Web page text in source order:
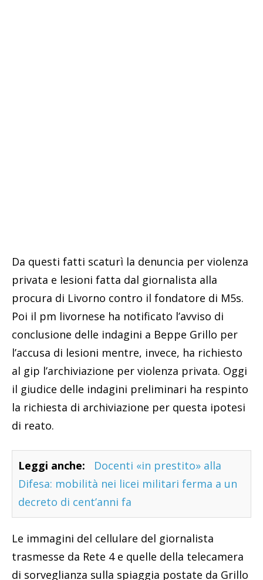
Da questi fatti scaturì la denuncia per violenza
privata e lesioni fatta dal giornalista alla
procura di Livorno contro il fondatore di M5s.
Poi il pm livornese ha notificato l’avviso di
conclusione delle indagini a Beppe Grillo per
l’accusa di lesioni mentre, invece, ha richiesto
al gip l’archiviazione per violenza privata. Oggi
il giudice delle indagini preliminari ha respinto
la richiesta di archiviazione per questa ipotesi
di reato.
Leggi anche:
Docenti «in prestito» alla
Difesa: mobilità nei licei militari ferma a un
decreto di cent’anni fa
Le immagini del cellulare del giornalista
trasmesse da Rete 4 e quelle della telecamera
di sorveglianza sulla spiaggia postate da Grillo